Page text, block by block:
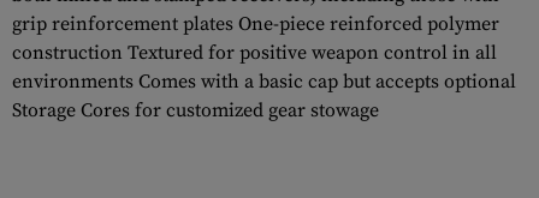
grip reinforcement plates One-piece reinforced polymer
construction Textured for positive weapon control in all
environments Comes with a basic cap but accepts optional
Storage Cores for customized gear stowage